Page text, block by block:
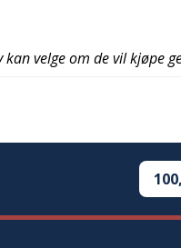
velge om de vil kjøpe